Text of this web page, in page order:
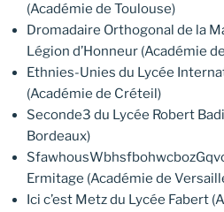
(Académie de Toulouse)
Dromadaire Orthogonal de la
Légion d’Honneur (Académie
Ethnies-Unies du Lycée
(Académie de Créteil)
Seconde3 du Lycée Robert
Bordeaux)
Ermitage (Académie de
Ici c’est Metz du Lycée Fabert